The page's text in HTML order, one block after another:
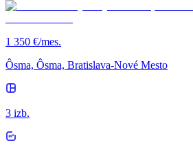
1 350 €/mes.
Ôsma, Ôsma, Bratislava-Nové Mesto
3 izb.